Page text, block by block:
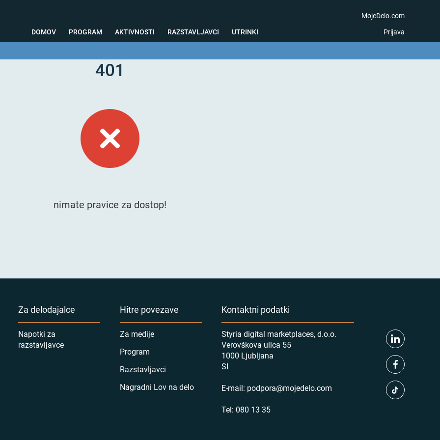
DOMOV PROGRAM AKTIVNOSTI
Testiranja
RAZSTAVLJAVCI UTRINKI
MojeDelo.com
Prijava
401
nimate pravice za dostop!
Za delodajalce
Napotki za
razstavljavce
Hitre povezave
Za medije
Program
Razstavljavci
Nagradni Lov na delo
Kontaktni podatki
Styria digital marketplaces, d.o.o.
Verovškova ulica 55
1000 Ljubljana
SI
E-mail: podpora@mojedelo.com
Tel: 080 13 35